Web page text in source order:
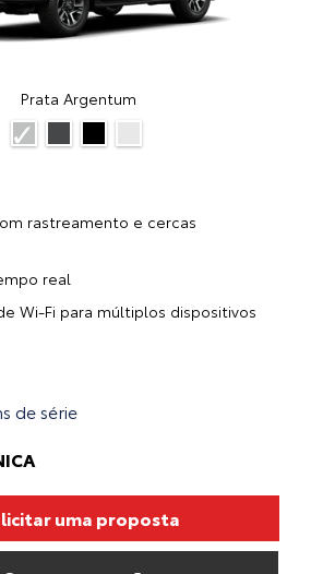
Prata Argentum
rastreamento e cercas
real
Wi-Fi para múltiplos dispositivos
de série
uma proposta